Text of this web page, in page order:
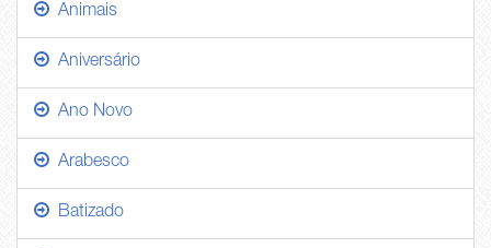
Animais
Aniversário
Ano Novo
Arabesco
Batizado